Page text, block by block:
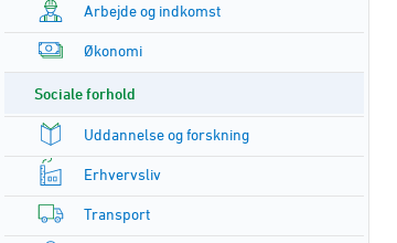
Arbejde og indkomst
Økonomi
Sociale forhold
Uddannelse og forskning
Erhvervsliv
Transport